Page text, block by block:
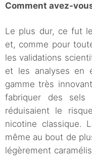
Comment avez-
Le plus dur, ce fut
et, comme pour
les validations
et les analyses en
gamme très
fabriquer des sels
réduisaient le
nicotine classique.
même au bout de
légèrement